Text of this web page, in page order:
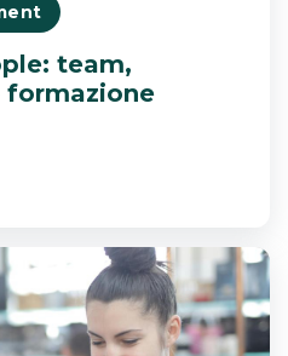
team,
formazione